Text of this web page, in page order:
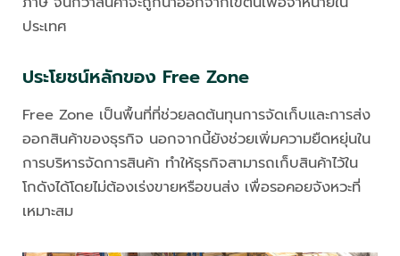
ประเทศ
ประโยชน์หลักของ Free Zone
Free Zone เป็นพื้นที่ที่ช่วยลดต้นทุนการจัดเก็บและการส่ง
ออกสินค้าของธุรกิจ นอกจากนี้ยังช่วยเพิ่มความยืดหยุ่นใน
การบริหารจัดการสินค้า ทำให้ธุรกิจสามารถเก็บสินค้าไว้ใน
โกดังได้โดยไม่ต้องเร่งขายหรือขนส่ง เพื่อรอคอยจังหวะที่
เหมาะสม